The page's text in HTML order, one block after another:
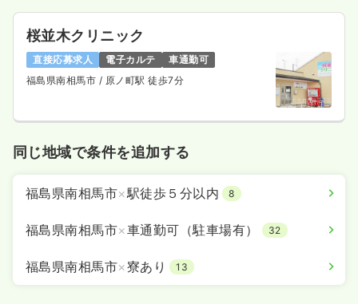
桜並木クリニック
直接応募求人 電子カルテ
車通勤可
福島県南相馬市 / 原ノ町駅 徒歩7分
同じ地域で条件を追加する
福島県南相馬市×駅徒歩５分以内 8
福島県南相馬市×車通勤可（駐車場有） 32
福島県南相馬市×寮あり 13